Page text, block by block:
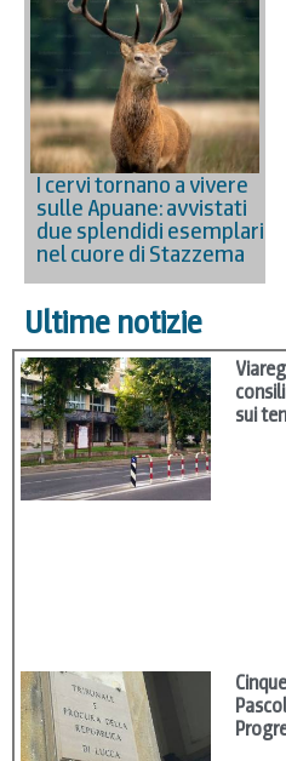
I cervi tornano a vivere
sulle Apuane: avvistati
due splendidi esemplari
nel cuore di Stazzema
Ultime notizie
sui